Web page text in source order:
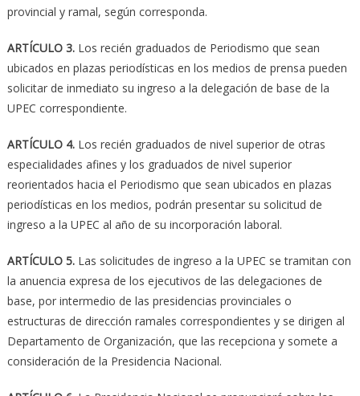
provincial y ramal, según corresponda.
ARTÍCULO 3.Los recién graduados de Periodismo que sean
ubicados en plazas periodísticas en los medios de prensa pueden
solicitar de inmediato su ingreso a la delegación de base de la
UPEC correspondiente.
ARTÍCULO 4.Los recién graduados de nivel superior de otras
especialidades afines y los graduados de nivel superior
reorientados hacia el Periodismo que sean ubicados en plazas
periodísticas en los medios, podrán presentar su solicitud de
ingreso a la UPEC al año de su incorporación laboral.
ARTÍCULO 5.Las solicitudes de ingreso a la UPEC se tramitan con
la anuencia expresa de los ejecutivos de las delegaciones de
base, por intermedio de las presidencias provinciales o
estructuras de dirección ramales correspondientes y se dirigen al
Departamento de Organización, que las recepciona y somete a
consideración de la Presidencia Nacional.